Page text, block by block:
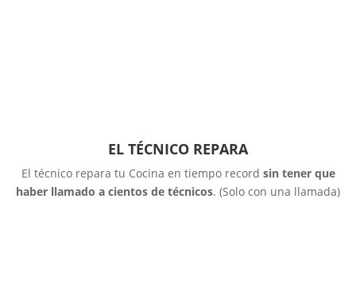
EL TÉCNICO REPARA
El técnico repara tu Cocina en tiempo record sin tener que
haber llamado a cientos de técnicos. (Solo con una llamada)